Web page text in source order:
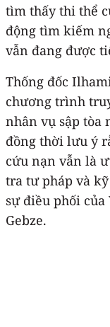
tìm thấy thi thể
động tìm kiếm
vẫn đang được
Thống đốc
chương trình
nhân vụ sập tòa
đồng thời lưu ý
cứu nạn vẫn là
tra tư pháp và
sự điều phối
Gebze.